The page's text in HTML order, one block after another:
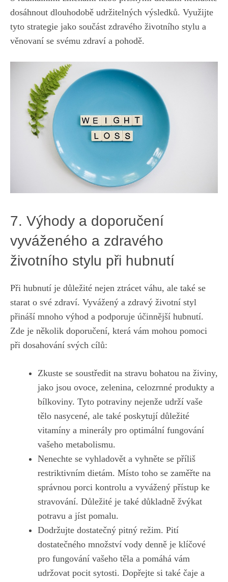
dosáhnout dlouhodobě udržitelných​ výsledků. Využijte
tyto strategie jako součást zdravého životního stylu a⁣
věnovaní se ⁢svému zdraví a pohodě.
7. Výhody a doporučení
vyváženého a zdravého
životního‌ stylu při hubnutí
Při hubnutí je důležité nejen ztrácet váhu, ale také se
starat o své zdraví. Vyvážený a ⁤zdravý životní styl
přináší mnoho výhod ⁢a podporuje účinnější hubnutí.
Zde je několik doporučení,⁢ která ⁤vám mohou pomoci
při dosahování svých ⁤cílů:
Zkuste se soustředit na stravu bohatou na‍ živiny,
jako jsou ovoce, zelenina,​ celozrnné produkty a
‍bílkoviny. Tyto⁢ potraviny nejenže udrží vaše
tělo nasycené, ale také poskytují ​důležité
vitamíny a minerály pro optimální fungování
vašeho metabolismu.
Nenechte se vyhladovět ‌a vyhněte ‌se příliš
‍restriktivním dietám. ​Místo toho se zaměřte na
⁤správnou porci kontrolu​ a vyvážený přístup ke
stravování. Důležité je ⁤také důkladně žvýkat
potravu a‍ jíst pomalu.
Dodržujte dostatečný pitný režim. Pití
⁣dostatečného množství ‌vody denně ‍je klíčové
pro⁢ fungování vašeho těla a pomáhá vám
⁤udržovat pocit sytosti. Dopřejte si také čaje ⁣a